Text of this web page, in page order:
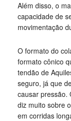
Além disso, o
capacidade de
movimentação
O formato do
formato cônico
tendão de
seguro, já que
causar pressão.
diz muito sobre
em corridas